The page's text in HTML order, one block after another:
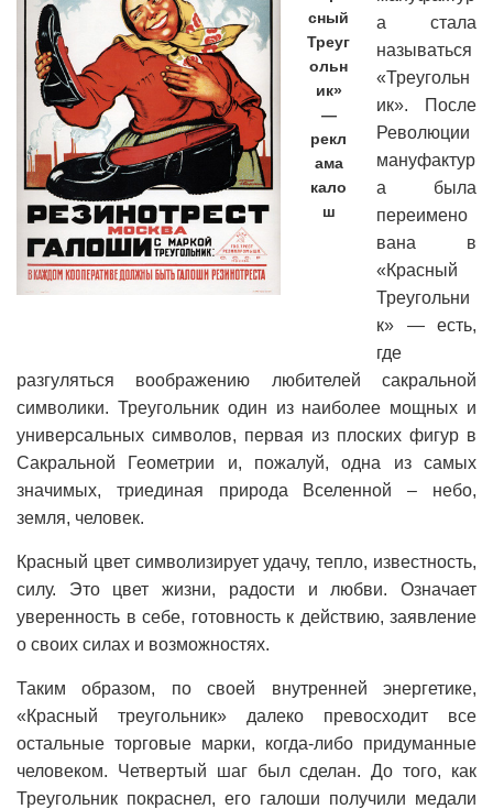
сный
Треуг
ольн
ик»
—
рекл
ама
кало
ш
а стала
называться
«Треугольн
ик». После
Революции
мануфактур
а была
переимено
вана в
«Красный
Треугольни
к» — есть,
где
разгуляться воображению любителей сакральной
символики. Треугольник один из наиболее мощных и
универсальных символов, первая из плоских фигур в
Сакральной Геометрии и, пожалуй, одна из самых
значимых, триединая природа Вселенной – небо,
земля, человек.
Красный цвет символизирует удачу, тепло, известность,
силу. Это цвет жизни, радости и любви. Означает
уверенность в себе, готовность к действию, заявление
о своих силах и возможностях.
Таким образом, по своей внутренней энергетике,
«Красный треугольник» далеко превосходит все
остальные торговые марки, когда-либо придуманные
человеком. Четвертый шаг был сделан. До того, как
Треугольник покраснел, его галоши получили медали